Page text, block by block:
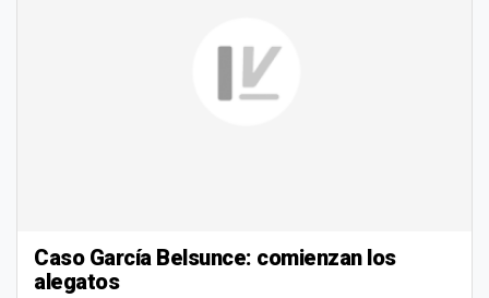
Caso García Belsunce: comienzan los
alegatos